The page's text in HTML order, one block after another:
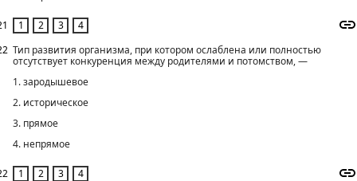
Тип развития организма, при котором ослаблена или полностью
отсутствует конкуренция между родителями и потомством, —
1. зародышевое
2. историческое
3. прямое
4. непрямое